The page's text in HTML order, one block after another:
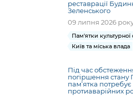
реставрації
Зеленського
09 липня 2026
Пам'ятки
Київ та міська влада
Під час
погіршення стану
пам’ятка
протиаварійних